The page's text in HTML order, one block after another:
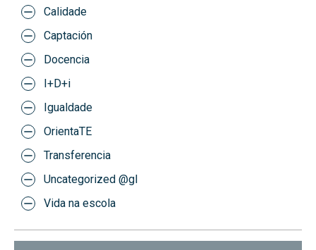
Calidade
Captación
Docencia
I+D+i
Igualdade
OrientaTE
Transferencia
Uncategorized @gl
Vida na escola